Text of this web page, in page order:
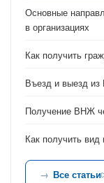
Основные
в организациях
Как получить
Въезд и выезд
Получение ВНЖ
Как получить
Все статьи